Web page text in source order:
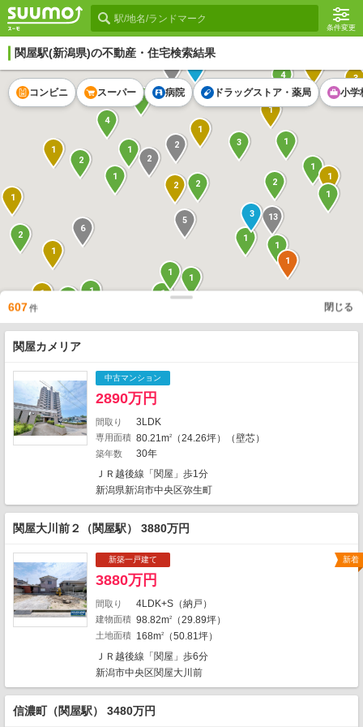
条件変更
関屋駅(新潟県)の不動産・住宅検索結果
6
1
7
1
1
1
1
13
1
2
4
2
4
1
5
2
1
2
1
9
4
4
1
1
3
2
1
2
2
2
1
1
3
3
1
1
1
3
1
2
1
1
1
1
1
2
1
1
1
1
1
1
6
コンビニ スーパー 病院 ドラッグストア・薬局 小学
607件 閉じる
関屋カメリア
中古マンション
2890万円
間取り 3LDK
専用面積 80.21m2 （24.26坪）（壁芯）
築年数
30年
ＪＲ越後線「関屋」歩1分
新潟県新潟市中央区弥生町
関屋大川前２（関屋駅） 3880万円
新着
新築一戸建て
3880万円
間取り 4LDK+S（納戸）
建物面積 98.82m2 （29.89坪）
土地面積 168m2
（50.81坪）
ＪＲ越後線「関屋」歩6分
新潟市中央区関屋大川前
信濃町（関屋駅） 3480万円